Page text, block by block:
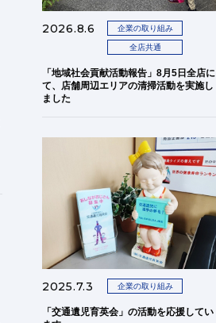
2026.8.6 企業の取り組み
全店共通
「地域社会貢献活動報告」8月5日全店に
て、店舗周辺エリアの清掃活動を実施し
ました
2025.7.3 企業の取り組み
「交通遺児育英会」の活動を応援してい